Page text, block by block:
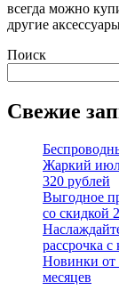
всегда можно
другие
Поиск
Свежие
Жаркий
320 рублей
Выгодное
со скидкой
рассрочка
Новинки от
месяцев